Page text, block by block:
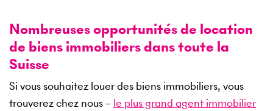
Nombreuses opportunités de location
de biens immobiliers dans toute la
Suisse
Si vous souhaitez louer des biens immobiliers, vous
trouverez chez nous – le plus grand agent immobilier